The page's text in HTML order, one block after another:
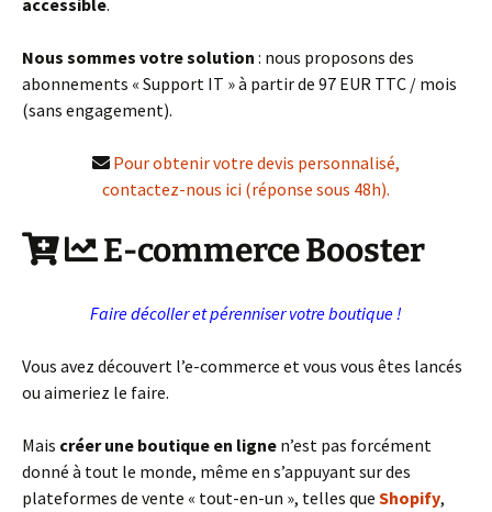
accessible.
Nous sommes votre solution : nous proposons des
abonnements « Support IT » à partir de 97 EUR TTC / mois
(sans engagement).
Pour obtenir votre devis personnalisé,
contactez-nous ici (réponse sous 48h).
E-commerce Booster
Faire décoller et pérenniser votre boutique !
Vous avez découvert l’e-commerce et vous vous êtes lancés
ou aimeriez le faire.
Mais créer une boutique en ligne n’est pas forcément
donné à tout le monde, même en s’appuyant sur des
plateformes de vente « tout-en-un », telles que Shopify,